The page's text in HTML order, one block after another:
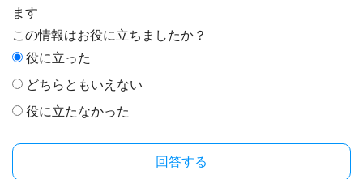
ます
この情報はお役に立ちましたか？
役に立った
どちらともいえない
役に立たなかった